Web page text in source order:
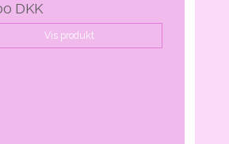
DKK
Vis produkt